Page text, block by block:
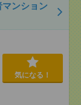
ンション
気になる！